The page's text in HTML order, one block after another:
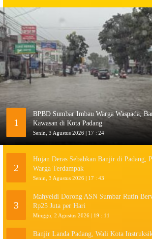
1
BPBD Sumbar Imbau Warga Waspada,
Kawasan di Kota Padang
Senin, 3 Agustus 2026 | 17 : 24
2
Hujan Deras Sebabkan Banjir di Padang,
Warga Terdampak
Senin, 3 Agustus 2026 | 17 : 43
3
Mahyeldi Dorong ASN Sumbar Rutin
Rp25 Juta per Hari
Minggu, 2 Agustus 2026 | 19 : 11
Banjir Landa Padang, Wali Kota